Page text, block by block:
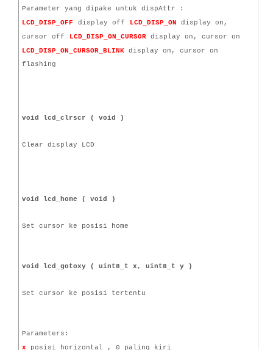
Parameter yang dipake untuk dispAttr :
LCD_DISP_OFF
display off LCD_DISP_ON display on,
cursor off
LCD_DISP_ON_CURSOR display on, cursor on
LCD_DISP_ON_CURSOR_BLINK display on, cursor on
flashing
void lcd_clrscr ( void )
Clear display LCD
void lcd_home ( void )
Set cursor ke posisi home
void lcd_gotoxy ( uint8_t x, uint8_t y )
Set cursor ke posisi tertentu
Parameters:
x posisi horizontal , 0 paling kiri